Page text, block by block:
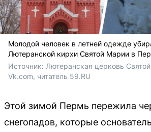
Молодой человек в летней одежде
Лютеранской кирхи Святой Марии в
Источник: Лютеранская церковь
Vk.com, читатель 59.RU
Этой зимой Пермь пережила
снегопадов, которые